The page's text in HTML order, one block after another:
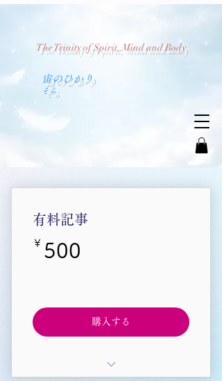
The Trinity of Spirit, Mind and Body
​宙のひかり
​そら
有料記事
￥ 500
購入する